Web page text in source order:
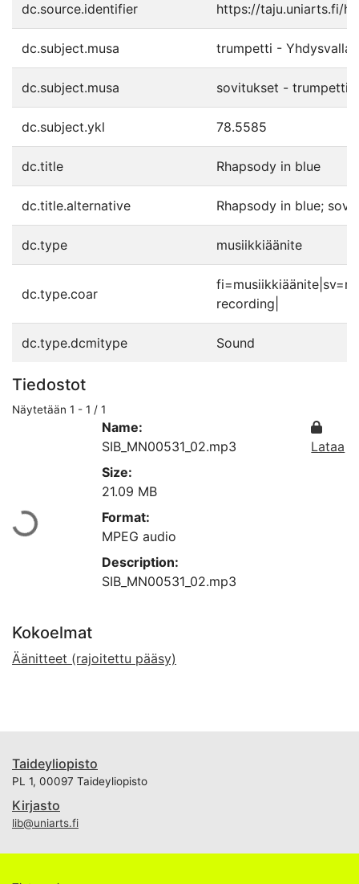
dc.source.identifier https://taju.uniarts.fi/
dc.subject.musa trumpetti -
dc.subject.musa sovitukset - trumpetti
dc.subject.ykl 78.5585
dc.title Rhapsody in blue
dc.title.alternative Rhapsody in blue;
dc.type musiikkiäänite
dc.type.coar
recording|
dc.type.dcmitype Sound
Tiedostot
Näytetään 1 - 1 / 1
Ladataan...
Name:
SIB_MN00531_02.mp3
Size:
21.09 MB
Format:
MPEG audio
Description:
SIB_MN00531_02.mp3
Lataa
Kokoelmat
Äänitteet (rajoitettu pääsy)
Taideyliopisto
PL 1, 00097 Taideyliopisto
Kirjasto
lib@uniarts.fi